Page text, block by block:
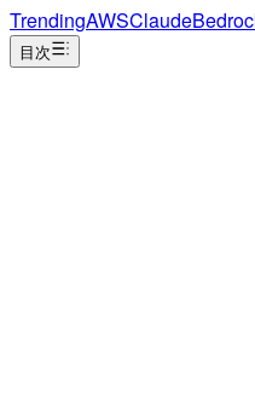
TrendingAWSClaude
目次